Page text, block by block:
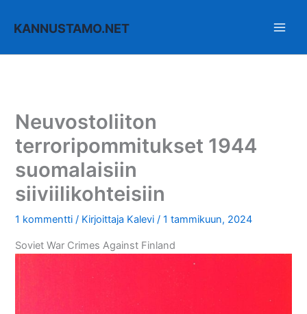
sisältöön
KANNUSTAMO.NET
Neuvostoliiton
terroripommitukset 1944
suomalaisiin
siiviilikohteisiin
1 kommentti / Kirjoittaja Kalevi/1 tammikuun, 2024
Soviet War Crimes Against Finland